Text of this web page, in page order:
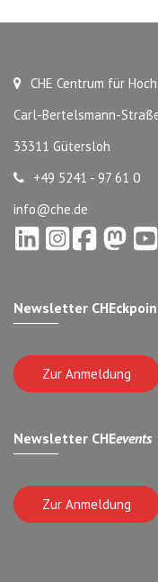
CHE Centrum für
Carl-Bertelsmann-
33311 Gütersloh
+49 5241 - 97 61 0
info@che.de
Newsletter
Zur Anmeldung
Newsletter CHEevents
Zur Anmeldung